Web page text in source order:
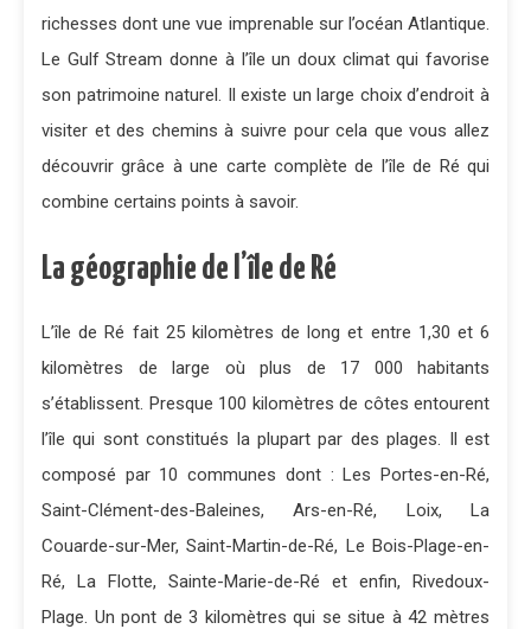
richesses dont une vue imprenable sur l’océan Atlantique.
Le Gulf Stream donne à l’île un doux climat qui favorise
son patrimoine naturel. Il existe un large choix d’endroit à
visiter et des chemins à suivre pour cela que vous allez
découvrir grâce à une carte complète de l’île de Ré qui
combine certains points à savoir.
La géographie de l’île de Ré
L’île de Ré fait 25 kilomètres de long et entre 1,30 et 6
kilomètres de large où plus de 17 000 habitants
s’établissent. Presque 100 kilomètres de côtes entourent
l’île qui sont constitués la plupart par des plages. Il est
composé par 10 communes dont : Les Portes-en-Ré,
Saint-Clément-des-Baleines, Ars-en-Ré, Loix, La
Couarde-sur-Mer, Saint-Martin-de-Ré, Le Bois-Plage-en-
Ré, La Flotte, Sainte-Marie-de-Ré et enfin, Rivedoux-
Plage. Un pont de 3 kilomètres qui se situe à 42 mètres